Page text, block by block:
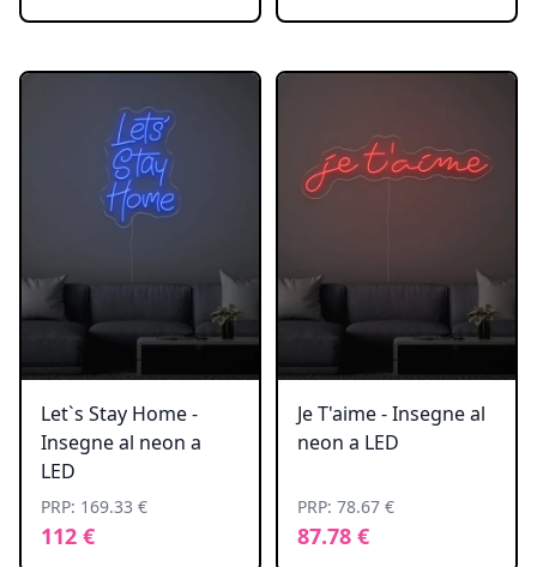
Let`s Stay Home -
Insegne al neon a
LED
PRP: 169.33 €
112 €
Je T'aime - Insegne al
neon a LED
PRP: 78.67 €
87.78 €